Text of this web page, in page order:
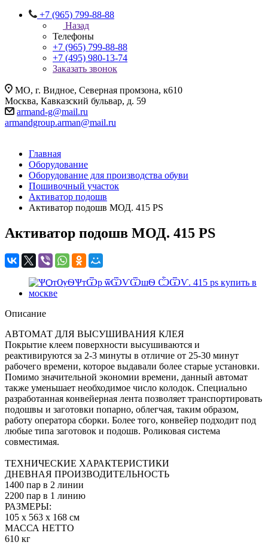
+7 (965) 799-88-88
Назад
Телефоны
+7 (965) 799-88-88
+7 (495) 980-13-74
Заказать звонок
МО, г. Видное, Северная промзона, к610
Москва, Кавказский бульвар, д. 59
armand-g@mail.ru
armandgroup.arman@mail.ru
Главная
Оборудование
Оборудование для производства обуви
Пошивочный участок
Активатор подошв
Активатор подошв МОД. 415 PS
Активатор подошв МОД. 415 PS
Описание
АВТОМАТ ДЛЯ ВЫСУШИВАНИЯ КЛЕЯ
Покрытие клеем поверхности высушиваются и
реактивируются за 2-3 минуты в отличие от 25-30 минут
рабочего времени, которое выдавали более старые установки.
Помимо значительной экономии времени, данный автомат
также уменьшает необходимое число колодок. Специально
разработанная конвейерная лента позволяет транспортировать
подошвы и заготовки попарно, облегчая, таким образом,
работу оператора сборки. Более того, конвейер подходит под
любые типа заготовок и подошв. Роликовая система
совместимая.
ТЕХНИЧЕСКИЕ ХАРАКТЕРИСТИКИ
ДНЕВНАЯ ПРОИЗВОДИТЕЛЬНОСТЬ
1400 пар в 2 линии
2200 пар в 1 линию
РАЗМЕРЫ:
105 х 563 х 168 см
МАССА НЕТТО
610 кг